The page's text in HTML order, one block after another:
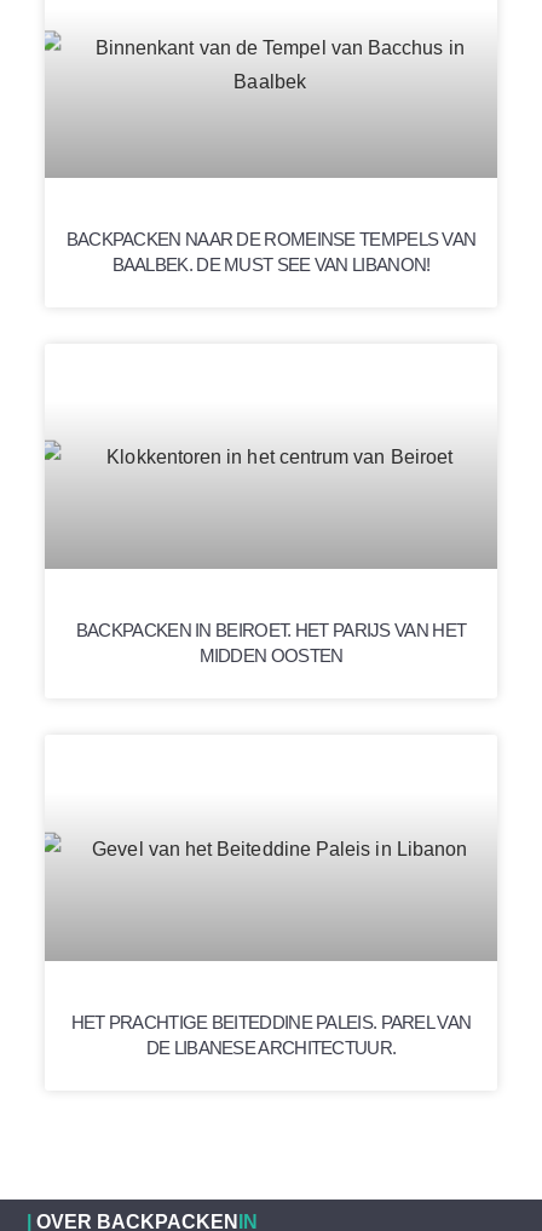
BACKPACKEN NAAR DE ROMEINSE TEMPELS VAN
BAALBEK. DE MUST SEE VAN LIBANON!
BACKPACKEN IN BEIROET. HET PARIJS VAN HET
MIDDEN OOSTEN
HET PRACHTIGE BEITEDDINE PALEIS. PAREL VAN
DE LIBANESE ARCHITECTUUR.
|OVER BACKPACKEN IN